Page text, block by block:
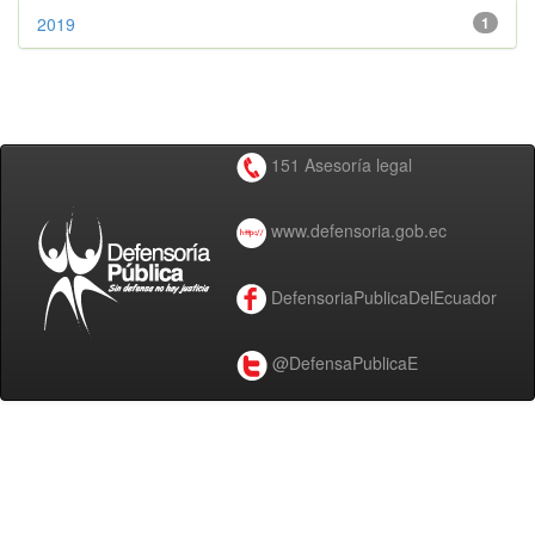
1
2019
151 Asesoría legal
www.defensoria.gob.ec
DefensoriaPublicaDelEcuador
@DefensaPublicaE